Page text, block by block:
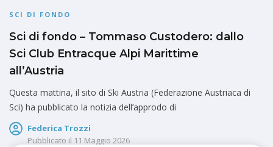
SCI DI FONDO
Sci di fondo – Tommaso Custodero: dallo
Sci Club Entracque Alpi Marittime
all’Austria
Questa mattina, il sito di Ski Austria (Federazione Austriaca di
Sci) ha pubblicato la notizia dell’approdo di
Federica Trozzi
Pubblicato il 11 Maggio 2026